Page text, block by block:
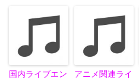
国内ライブエン
アニメ関連ライ